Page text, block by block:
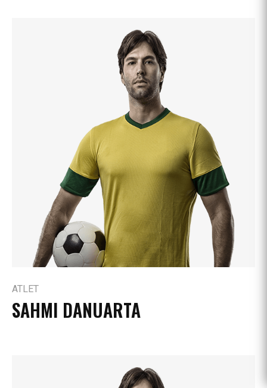
ATLET
SAHMI DANUARTA